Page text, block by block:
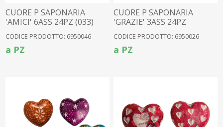
CUORE P SAPONARIA
'AMICI' 6ASS 24PZ (033)
CODICE PRODOTTO: 6950046
a PZ
CUORE P SAPONARIA
'GRAZIE' 3ASS 24PZ
(6950004)
CODICE PRODOTTO: 6950026
a PZ